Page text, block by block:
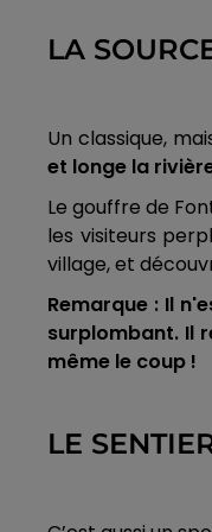
LA
Un classique,
et longe la
Le gouffre de
les visiteurs
village, et
Remarque : Il
surplombant. Il
même le coup !
LE